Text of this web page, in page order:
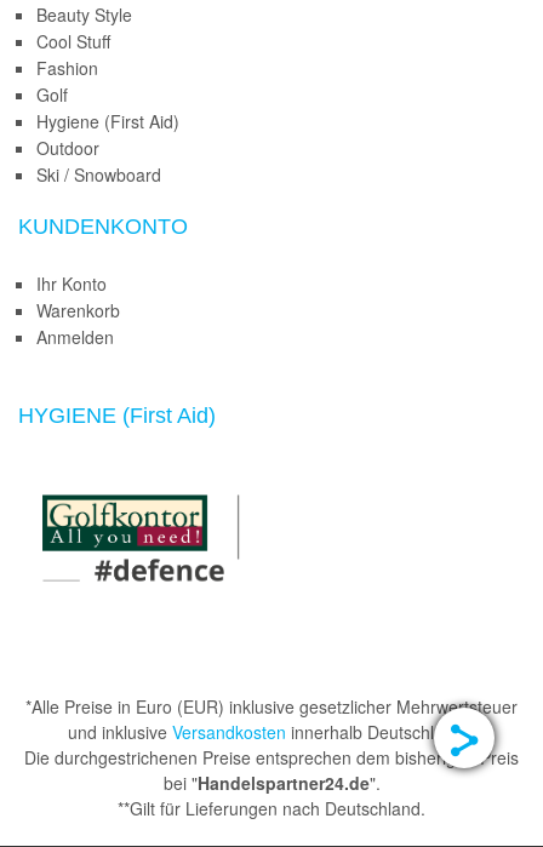
Beauty Style
Cool Stuff
Fashion
Golf
Hygiene (First Aid)
Outdoor
Ski / Snowboard
KUNDENKONTO
Ihr Konto
Warenkorb
Anmelden
HYGIENE (First Aid)
*Alle Preise in Euro (EUR) inklusive gesetzlicher Mehrwertsteuer
und inklusive Versandkosten innerhalb Deutschlands.
Die durchgestrichenen Preise entsprechen dem bisherigen Preis
bei "Handelspartner24.de".
**Gilt für Lieferungen nach Deutschland.